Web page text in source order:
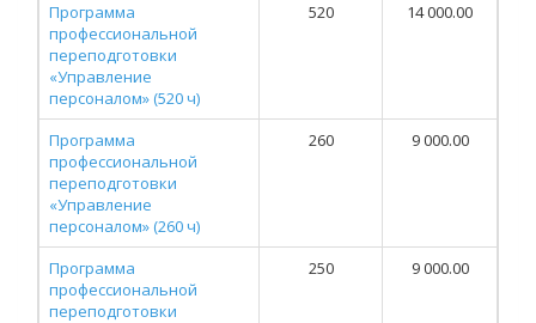
Программа
профессиональной
переподготовки
«Управление
персоналом» (520 ч)
520 14 000.00
Программа
профессиональной
переподготовки
«Управление
персоналом» (260 ч)
260 9 000.00
Программа
профессиональной
переподготовки
250 9 000.00